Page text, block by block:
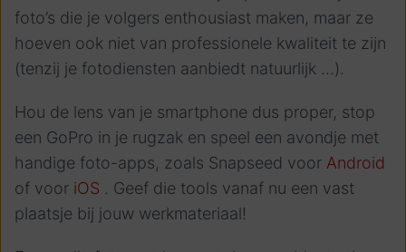
foto’s die je volgers enthousiast maken, maar ze
hoeven ook niet van professionele kwaliteit te zijn
(tenzij je fotodiensten aanbiedt natuurlijk …).
Hou de lens van je smartphone dus proper, stop
een GoPro in je rugzak en speel een avondje met
handige foto-apps, zoals Snapseed voor Android
of voor iOS . Geef die tools vanaf nu een vast
plaatsje bij jouw werkmateriaal!